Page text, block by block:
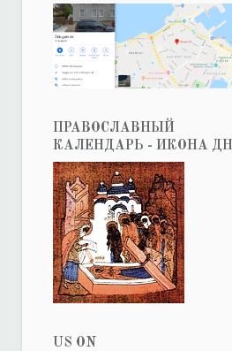
ПРАВОСЛАВНЫЙ
КАЛЕНДАРЬ - ИКОНА
US ON